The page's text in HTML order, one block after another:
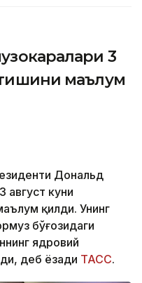
3
маълум
Дональд
август куни
қилди. Унинг
бўғозидаги
ядровий
деб ёзади ТАСС.